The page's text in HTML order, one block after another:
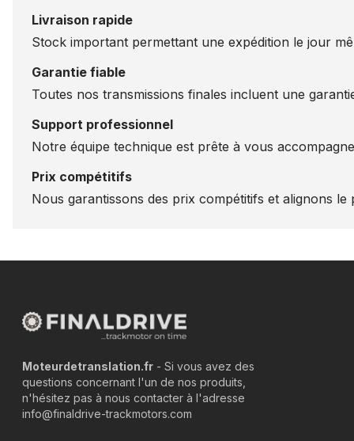
Livraison rapide
Stock important permettant une expédition le jour
Garantie fiable
Toutes nos transmissions finales incluent une
Support professionnel
Notre équipe technique est prête à vous
Prix compétitifs
Nous garantissons des prix compétitifs et alignons
Moteurdetranslation.fr - Si vous avez des
questions concernant l'un de nos produits,
n'hésitez pas à nous contacter à l'adresse
info@finaldrive-trackmotors.com